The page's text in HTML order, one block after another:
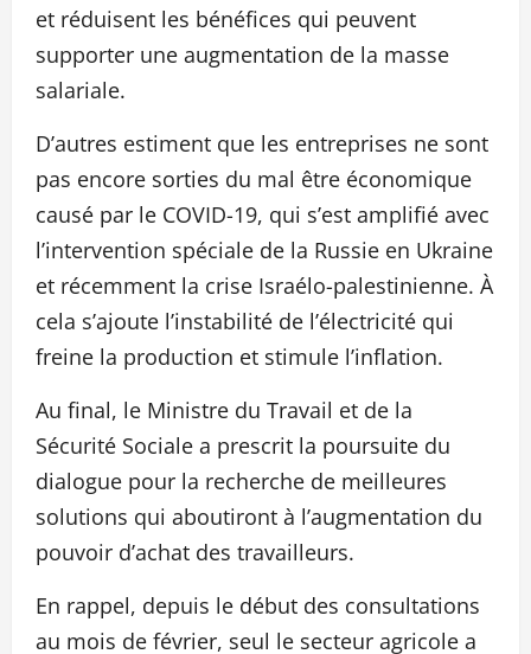
et réduisent les bénéfices qui peuvent
supporter une augmentation de la masse
salariale.
D’autres estiment que les entreprises ne sont
pas encore sorties du mal être économique
causé par le COVID-19, qui s’est amplifié avec
l’intervention spéciale de la Russie en Ukraine
et récemment la crise Israélo-palestinienne. À
cela s’ajoute l’instabilité de l’électricité qui
freine la production et stimule l’inflation.
Au final, le Ministre du Travail et de la
Sécurité Sociale a prescrit la poursuite du
dialogue pour la recherche de meilleures
solutions qui aboutiront à l’augmentation du
pouvoir d’achat des travailleurs.
En rappel, depuis le début des consultations
au mois de février, seul le secteur agricole a